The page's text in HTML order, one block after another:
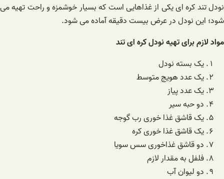
نودل تند کره ای یکی از غذاهایی است که بسیار خوشمزه و راحت تهیه می
شود؛ این نودل در عرض بیست دقیقه آماده می شود.
مواد لازم برای تهیه نودل کره ای تند
یک بسته نودل
یک عدد هویج متوسط
یک عدد پیاز
دو حبه سیر
یک قاشق غذا خوری رب گوجه
یک قاشق غذا خوری کره
دو قاشق غذاخوری سس سویا
فلفل به مقدار لازم
دو لیوان آب